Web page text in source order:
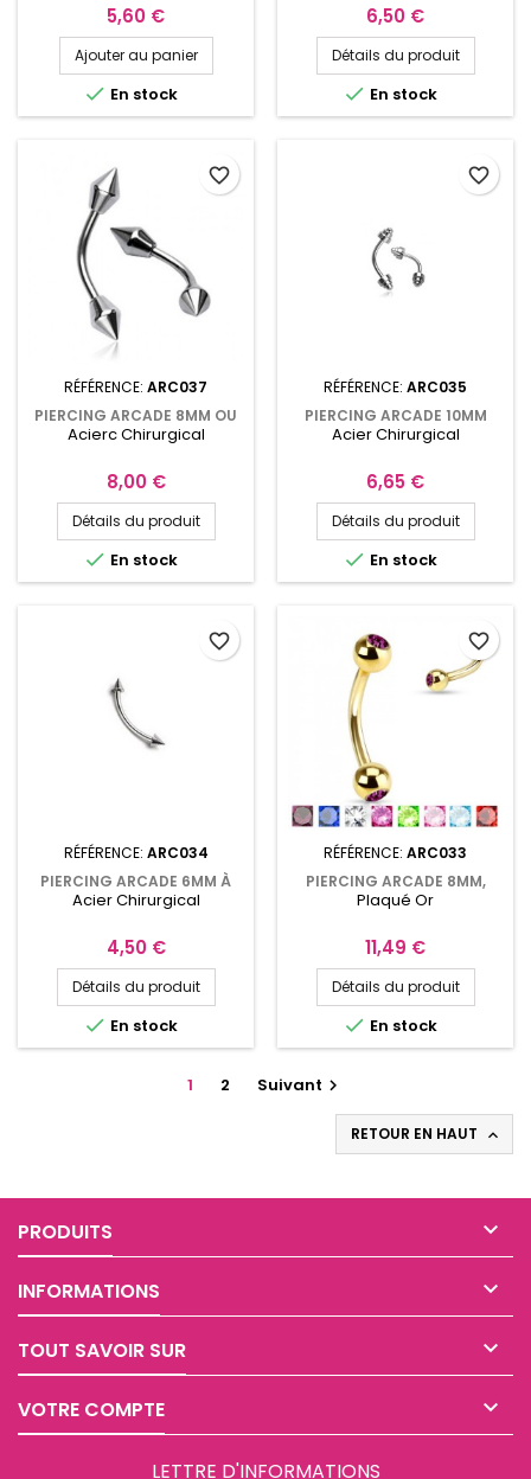
Prix
5,60 €
Ajouter au panier
 En stock
Prix
6,50 €
Détails du produit
 En stock
RÉFÉRENCE: ARC037
PIERCING ARCADE 8MM OU
10MM, POINTES 4MM
Acierc Chirurgical
Prix
8,00 €
Détails du produit
 En stock
favorite_border
RÉFÉRENCE: ARC035
PIERCING ARCADE 10MM
AVEC 2 PICS PYRAMIDES DE
Acier Chirurgical
Prix
6,65 €
Détails du produit
 En stock
favorite_border
RÉFÉRENCE: ARC034
PIERCING ARCADE 6MM À
12MM AVEC 2 PICS DE 2,5MM
Acier Chirurgical
Prix
4,50 €
Détails du produit
 En stock
favorite_border
RÉFÉRENCE: ARC033
PIERCING ARCADE 8MM,
PLAQUÉ OR BOULES 3MM
Plaqué Or
Prix
11,49 €
Détails du produit
 En stock
favorite_border
1 2 Suivant 
RETOUR EN HAUT 
PRODUITS 
INFORMATIONS 
TOUT SAVOIR SUR 
VOTRE COMPTE 
LETTRE D'INFORMATIONS